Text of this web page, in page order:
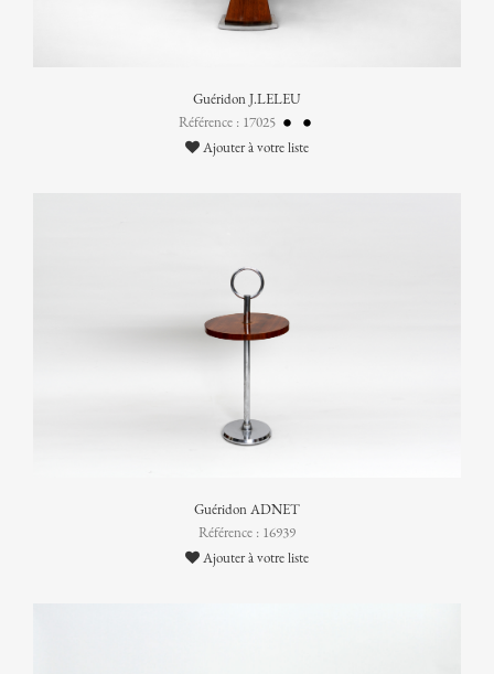
Guéridon J.LELEU
Référence : 17025
Ajouter à votre liste
Guéridon ADNET
Référence : 16939
Ajouter à votre liste